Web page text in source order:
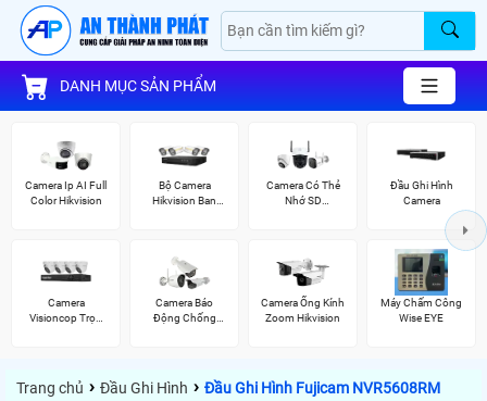
DANH MỤC SẢN PHẨM
Camera Ip AI Full
Color Hikvision
Bộ Camera
Hikvision Ban
Camera Có Thẻ
Nhớ SD
Đầu Ghi Hình
Camera
Camera
Visioncop Trọn
Camera Báo
Động Chống
Camera Ống Kính
Zoom Hikvision
Máy Chấm Công
Wise EYE
Trang chủ › Đầu Ghi Hình › Đầu Ghi Hình Fujicam NVR5608RM